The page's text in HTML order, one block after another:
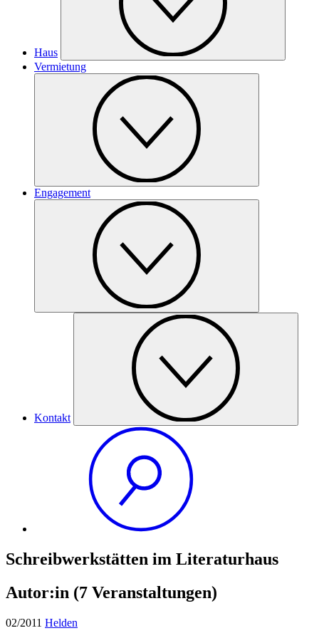
Haus
Vermietung
Engagement
Kontakt
Schreibwerkstätten im Literaturhaus
Autor:in (7 Veranstaltungen)
02/2011 Helden